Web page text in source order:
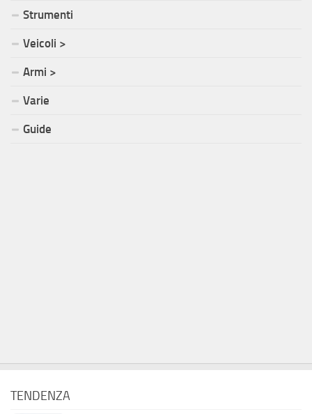
Strumenti
Veicoli >
Armi >
Varie
Guide
TENDENZA